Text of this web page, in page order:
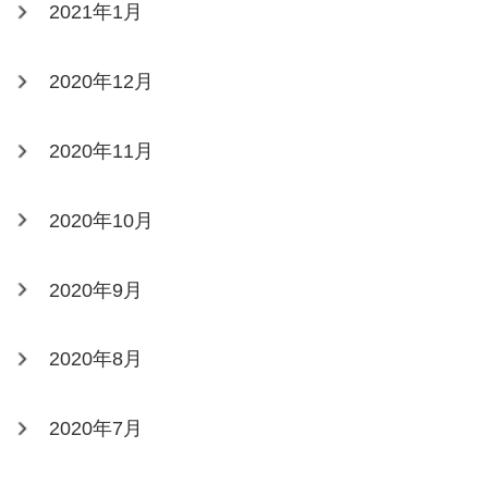
2021年1月
2020年12月
2020年11月
2020年10月
2020年9月
2020年8月
2020年7月